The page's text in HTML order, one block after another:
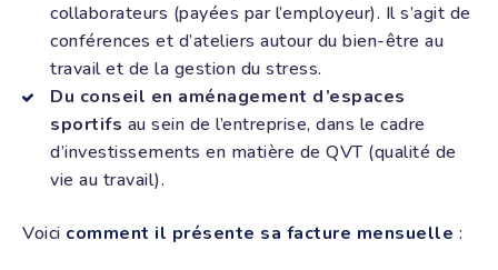
collaborateurs (payées par l’employeur). Il s’agit de
conférences et d’ateliers autour du bien-être au
travail et de la gestion du stress.
Du conseil en aménagement d’espaces
sportifs au sein de l’entreprise, dans le cadre
d’investissements en matière de QVT (qualité de
vie au travail).
Voici comment il présente sa facture mensuelle :